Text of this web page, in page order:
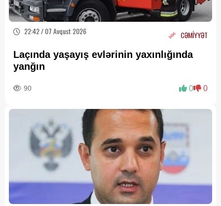
22:42 / 07 Avqust 2026 CƏMİYYƏT
Laçında yaşayış evlərinin yaxınlığında
yanğın
90 0 0